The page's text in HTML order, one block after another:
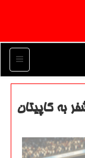
منو
به كاپیتان